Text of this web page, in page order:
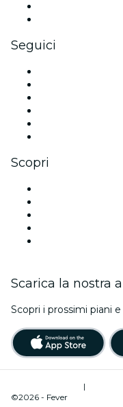
Seguici
Scopri
Scarica la nostra
Scopri i prossimi piani
|
©2026 - Fever